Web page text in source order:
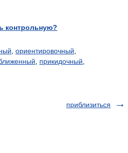
контрольную?
, ориентировочный,
, прикидочный,
приблизиться